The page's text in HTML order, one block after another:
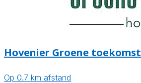
Hovenier Groene toekomst
Op 0.7 km afstand